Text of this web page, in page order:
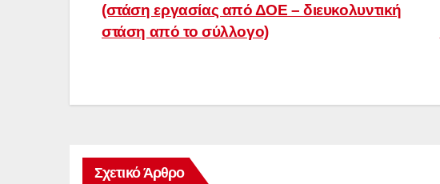
(στάση εργασίας από ΔΟΕ – διευκολυντική
στάση από το σύλλογο)
Σχετικό Άρθρο